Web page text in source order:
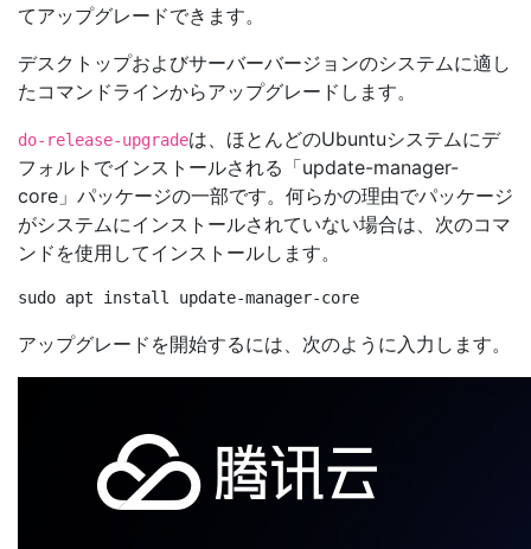
てアップグレードできます。
デスクトップおよびサーバーバージョンのシステムに適し
たコマンドラインからアップグレードします。
do-release-upgradeは、ほとんどのUbuntuシステムにデ
フォルトでインストールされる「update-manager-
core」パッケージの一部です。何らかの理由でパッケージ
がシステムにインストールされていない場合は、次のコマ
ンドを使用してインストールします。
アップグレードを開始するには、次のように入力します。